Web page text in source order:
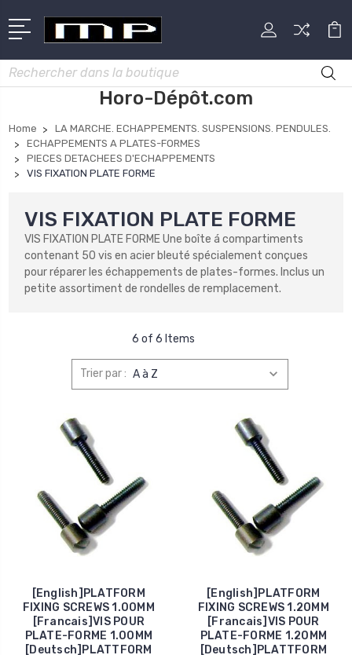
Rechercher
Horo-Dépôt.com
Home
LA MARCHE. ECHAPPEMENTS. SUSPENSIONS. PENDULES.
ECHAPPEMENTS A PLATES-FORMES
PIECES DETACHEES D'ECHAPPEMENTS
VIS FIXATION PLATE FORME
VIS FIXATION PLATE FORME
VIS FIXATION PLATE FORME Une boîte á compartiments
contenant 50 vis en acier bleuté spécialement conçues
pour réparer les échappements de plates-formes. Inclus un
petite assortiment de rondelles de remplacement.
6 of 6 Items
Trier par :
[English]PLATFORM
FIXING SCREWS 1.00MM
[Francais]VIS POUR
PLATE-FORME 1.00MM
[Deutsch]PLATTFORM
[English]PLATFORM
FIXING SCREWS 1.20MM
[Francais]VIS POUR
PLATE-FORME 1.20MM
[Deutsch]PLATTFORM